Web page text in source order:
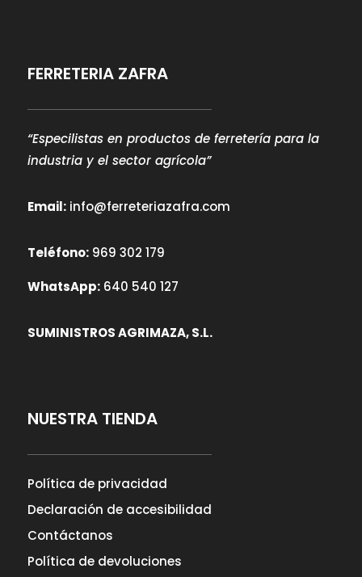
FERRETERIA ZAFRA
“Especilistas en productos de ferretería para la
industria y el sector agrícola”
Email:info@ferreteriazafra.com
Teléfono:969 302 179
WhatsApp:640 540 127
SUMINISTROS AGRIMAZA, S.L.
NUESTRA TIENDA
Política de privacidad
Declaración de accesibilidad
Contáctanos
Política de devoluciones